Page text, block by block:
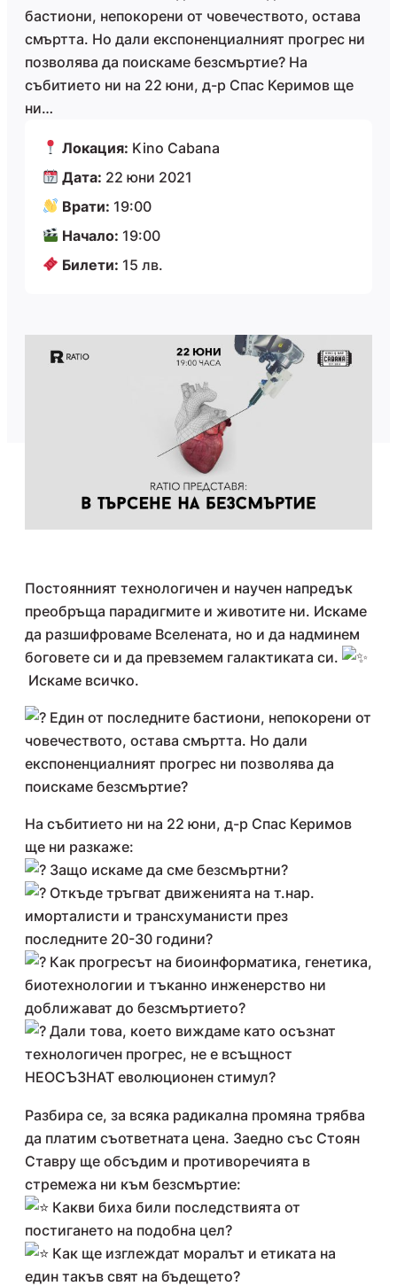
бастиони, непокорени от човечеството, остава
смъртта. Но дали експоненциалният прогрес ни
позволява да поискаме безсмъртие? На
събитието ни на 22 юни, д-р Спас Керимов ще
ни…
Локация: Kino Cabana
Дата: 22 юни 2021
Врати: 19:00
Начало: 19:00
Билети: 15 лв.
Постоянният технологичен и научен напредък
преобръща парадигмите и животите ни. Искаме
да разшифроваме Вселената, но и да надминем
боговете си и да превземем галактиката си.
Искаме всичко.
Един от последните бастиони, непокорени от
човечеството, остава смъртта. Но дали
експоненциалният прогрес ни позволява да
поискаме безсмъртие?
На събитието ни на 22 юни, д-р Спас Керимов
ще ни разкаже:
Защо искаме да сме безсмъртни?
Откъде тръгват движенията на т.нар.
иморталисти и трансхуманисти през
последните 20-30 години?
Как прогресът на биоинформатика, генетика,
биотехнологии и тъканно инженерство ни
доближават до безсмъртието?
Дали това, което виждаме като осъзнат
технологичен прогрес, не е всъщност
НЕОСЪЗНАТ еволюционен стимул?
Разбира се, за всяка радикална промяна трябва
да платим съответната цена. Заедно със Стоян
Ставру ще обсъдим и противоречията в
стремежа ни към безсмъртие:
Какви биха били последствията от
постигането на подобна цел?
Как ще изглеждат моралът и етиката на
един такъв свят на бъдещето?